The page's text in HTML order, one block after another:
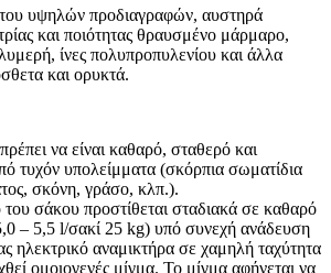
υψηλών προδιαγραφών, αυστηρά
και ποιότητας θραυσμένο μάρμαρο,
ίνες πολυπροπυλενίου και άλλα
και ορυκτά.
να είναι καθαρό, σταθερό και
τυχόν υπολείμματα (σκόρπια σωματίδια
σκόνη, γράσο, κλπ.).
του σάκου προστίθεται σταδιακά σε καθαρό
– 5,5 l/σακί 25 kg) υπό συνεχή ανάδευση
ηλεκτρικό αναμικτήρα σε χαμηλή ταχύτητα
ομοιογενές μίγμα. Το μίγμα αφήνεται να